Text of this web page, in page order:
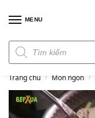
MENU
Trang chủ / Món ngon /